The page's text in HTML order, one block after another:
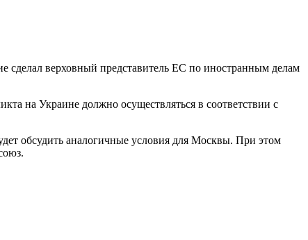
сделал верховный представитель ЕС по иностранным делам
на Украине должно осуществляться в соответствии с
обсудить аналогичные условия для Москвы. При этом